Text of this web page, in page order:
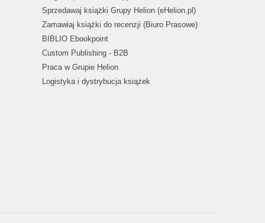
Sprzedawaj książki Grupy Helion (eHelion.pl)
Zamawiaj książki do recenzji (Biuro Prasowe)
BIBLIO Ebookpoint
Custom Publishing - B2B
Praca w Grupie Helion
Logistyka i dystrybucja książek